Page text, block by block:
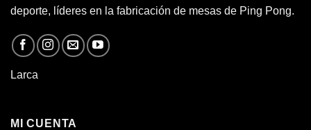
deporte, líderes en la fabricación de mesas de Ping Pong.
Larca
MI CUENTA